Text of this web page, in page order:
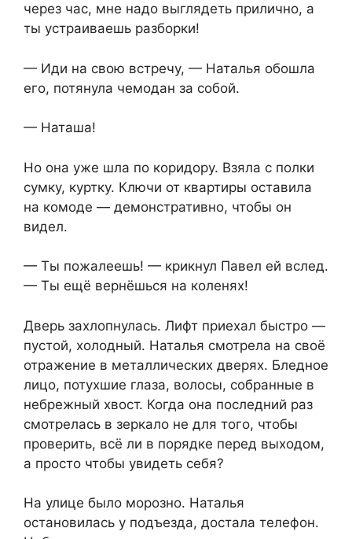
через час, мне надо выглядеть прилично, а
ты устраиваешь разборки!
— Иди на свою встречу, — Наталья обошла
его, потянула чемодан за собой.
— Наташа!
Но она уже шла по коридору. Взяла с полки
сумку, куртку. Ключи от квартиры оставила
на комоде — демонстративно, чтобы он
видел.
— Ты пожалеешь! — крикнул Павел ей вслед.
— Ты ещё вернёшься на коленях!
Дверь захлопнулась. Лифт приехал быстро —
пустой, холодный. Наталья смотрела на своё
отражение в металлических дверях. Бледное
лицо, потухшие глаза, волосы, собранные в
небрежный хвост. Когда она последний раз
смотрелась в зеркало не для того, чтобы
проверить, всё ли в порядке перед выходом,
а просто чтобы увидеть себя?
На улице было морозно. Наталья
остановилась у подъезда, достала телефон.